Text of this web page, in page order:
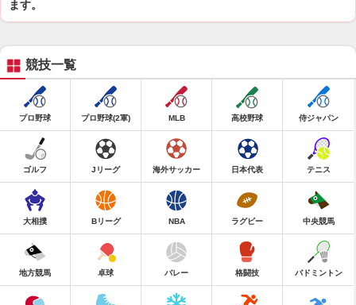
ます。
競技一覧
プロ野球 プロ野球(2軍) MLB 高校野球 侍ジャパン
ゴルフ Jリーグ 海外サッカー 日本代表 テニス
大相撲 Bリーグ NBA ラグビー 中央競馬
地方競馬 卓球 バレー 格闘技 バドミントン